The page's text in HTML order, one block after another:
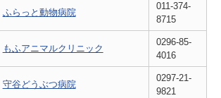
ふらっと動物病院
011-374-
8715
もふアニマルクリニック
0296-85-
4016
守谷どうぶつ病院
0297-21-
9821